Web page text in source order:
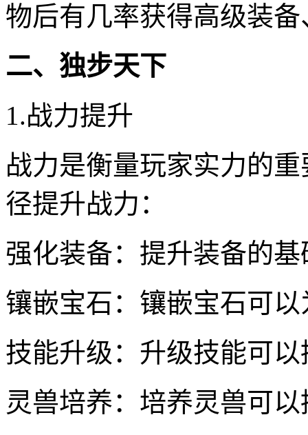
物后有几率获得高级装
二、独步天下
1.战力提升
战力是衡量玩家实力的
径提升战力：
强化装备：提升装备的
镶嵌宝石：镶嵌宝石可
技能升级：升级技能可
灵兽培养：培养灵兽可